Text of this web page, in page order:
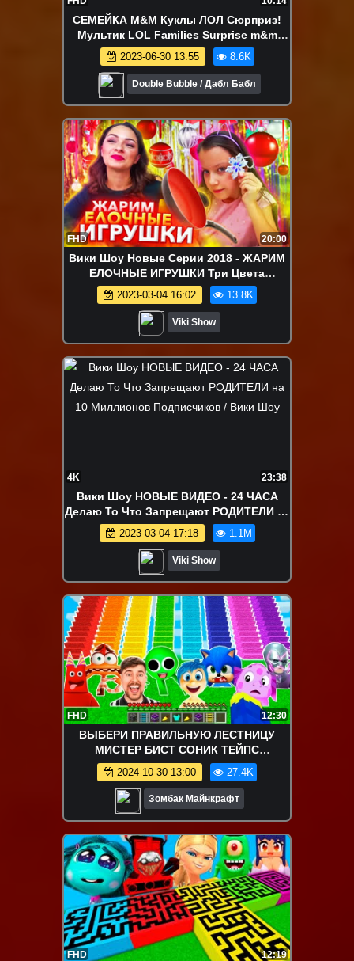
СЕМЕЙКА М&М Куклы ЛОЛ Сюрприз!
Мультик LOL Families Surprise m&m
Распаковка Spy Baby Doll
2023-06-30 13:55 8.6K
Double Bubble / Дабл Бабл
FHD 20:00
Вики Шоу Новые Серии 2018 - ЖАРИМ
ЕЛОЧНЫЕ ИГРУШКИ Три Цвета
ЧЕЛЛЕНДЖ Three Marker Christmas Toy
Challenge / Вики Шоу
2023-03-04 16:02 13.8K
Viki Show
4K 23:38
Вики Шоу НОВЫЕ ВИДЕО - 24 ЧАСА
Делаю То Что Запрещают РОДИТЕЛИ на
10 Миллионов Подписчиков / Вики Шоу
2023-03-04 17:18 1.1M
Viki Show
FHD 12:30
ВЫБЕРИ ПРАВИЛЬНУЮ ЛЕСТНИЦУ
МИСТЕР БИСТ СОНИК ТЕЙПС
ГОЛОВОЛОМКА 2 В МАЙНКРАФТ
ЗОМБАК
2024-10-30 13:00 27.4K
Зомбак Майнкрафт
FHD 12:19